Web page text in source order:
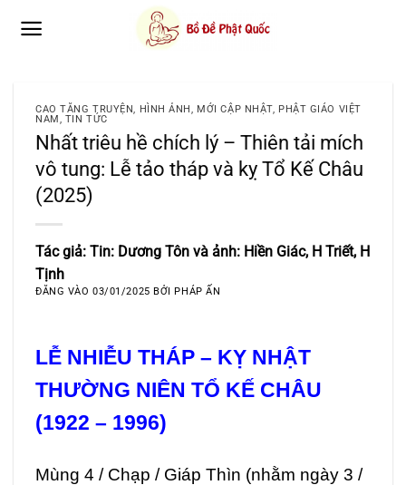
qua
CAO TĂNG TRUYỆN, HÌNH ẢNH, MỚI CẬP NHẬT, PHẬT GIÁO VIỆT
NAM, TIN TỨC
Nhất triêu hề chích lý – Thiên tải mích
vô tung: Lễ tảo tháp và kỵ Tổ Kế Châu
(2025)
Tác giả: Tin: Dương Tôn và ảnh: Hiền Giác, H Triết, H
Tịnh
ĐĂNG VÀO03/01/2025 BỞIPHÁP ẤN
LỄ NHIỄU THÁP – KỴ NHẬT
THƯỜNG NIÊN TỔ KẾ CHÂU
(1922 – 1996)
Mùng 4 / Chạp / Giáp Thìn (nhằm ngày 3 /